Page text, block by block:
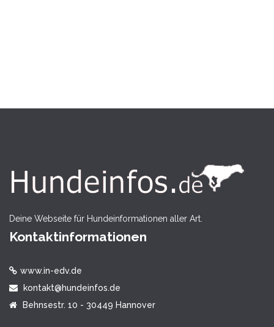
Deine Webseite für Hundeinformationen aller Art.
Kontaktinformationen
www.in-edv.de
kontakt@hundeinfos.de
Behnsestr. 10 - 30449 Hannover